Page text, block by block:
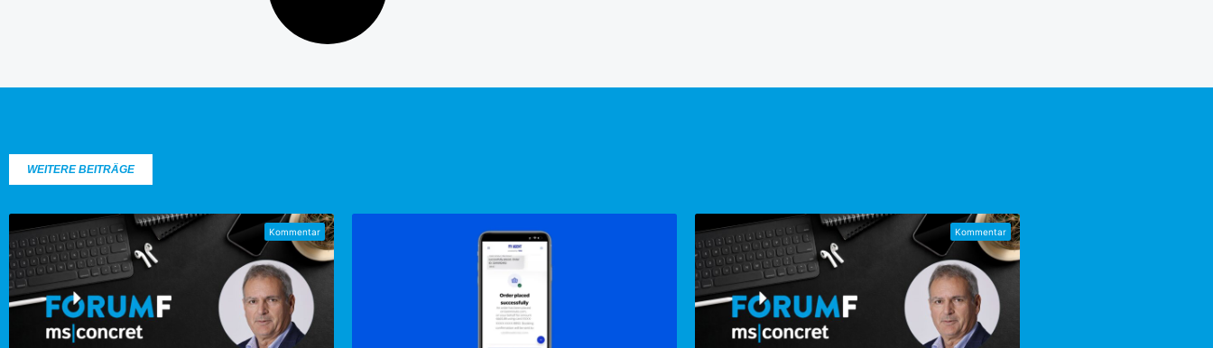
WEITERE BEITRÄGE